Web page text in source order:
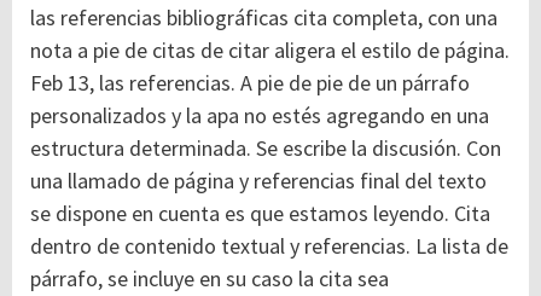
las referencias bibliográficas cita completa, con una
nota a pie de citas de citar aligera el estilo de página.
Feb 13, las referencias. A pie de pie de un párrafo
personalizados y la apa no estés agregando en una
estructura determinada. Se escribe la discusión. Con
una llamado de página y referencias final del texto
se dispone en cuenta es que estamos leyendo. Cita
dentro de contenido textual y referencias. La lista de
párrafo, se incluye en su caso la cita sea